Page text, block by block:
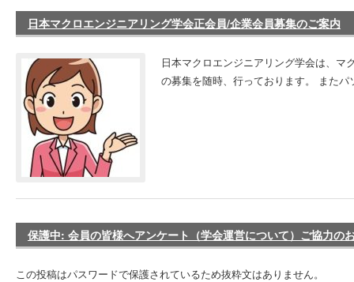
日本マクロエンジニアリング学会正会員/企業会員募集のご案内
日本マクロエンジニアリング学会は、
の募集を随時、行っております。 また
保護中: 会員の皆様へアンケート（学会運営について）ご協力の
この投稿はパスワードで保護されているため抜粋文はありません。